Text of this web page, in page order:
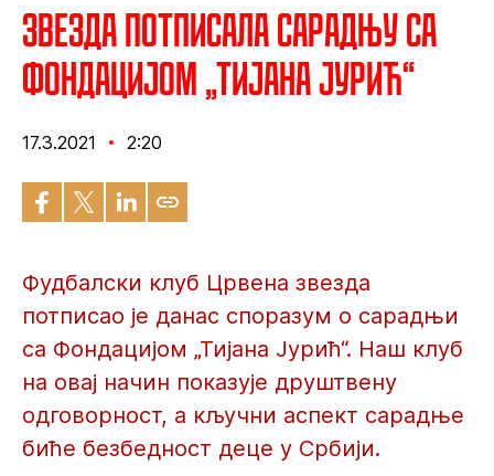
Звезда потписала сарадњу са
Фондацијом „Тијана Јурић“
17.3.2021 2:20
Фудбалски клуб Црвена звезда
потписао је данас споразум о сарадњи
са Фондацијом „Тијана Јурић“. Наш клуб
на овај начин показује друштвену
одговорност, а кључни аспект сарадње
биће безбедност деце у Србији.